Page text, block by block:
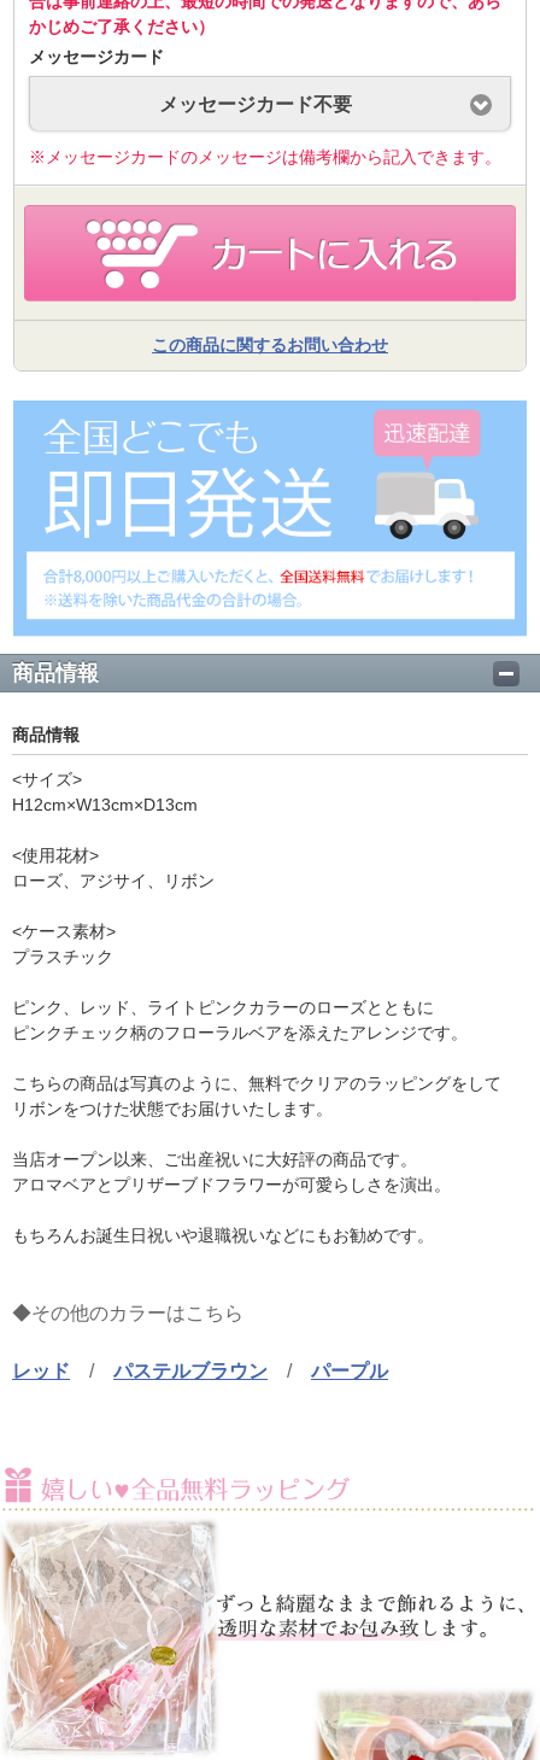
かじめご了承ください）
メッセージカード
メッセージカード不要
※メッセージカードのメッセージは備考欄から記入できます。
この商品に関するお問い合わせ
商品情報
商品情報
<サイズ>
H12cm×W13cm×D13cm
<使用花材>
ローズ、アジサイ、リボン
<ケース素材>
プラスチック
ピンク、レッド、ライトピンクカラーのローズとともに
ピンクチェック柄のフローラルベアを添えたアレンジです。
こちらの商品は写真のように、無料でクリアのラッピングをして
リボンをつけた状態でお届けいたします。
当店オープン以来、ご出産祝いに大好評の商品です。
アロマベアとプリザーブドフラワーが可愛らしさを演出。
もちろんお誕生日祝いや退職祝いなどにもお勧めです。
◆その他のカラーはこちら
レッド / パステルブラウン / パープル